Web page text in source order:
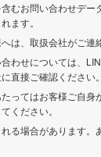
むお問い合わせデー
ます。
は、取扱会社がご連
わせについては、
直接ご確認ください。
ってはお客様ご自身
ください。
る場合があります。